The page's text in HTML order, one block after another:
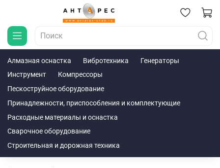
Алмазная оснастка Вибротехника
Генераторы
Инструмент
Компрессоры
Пескоструйное оборудование
Принадлежности, приспособления и комплектующие
Расходные материалы и оснастка
Сварочное оборудование
Строительная и дорожная техника